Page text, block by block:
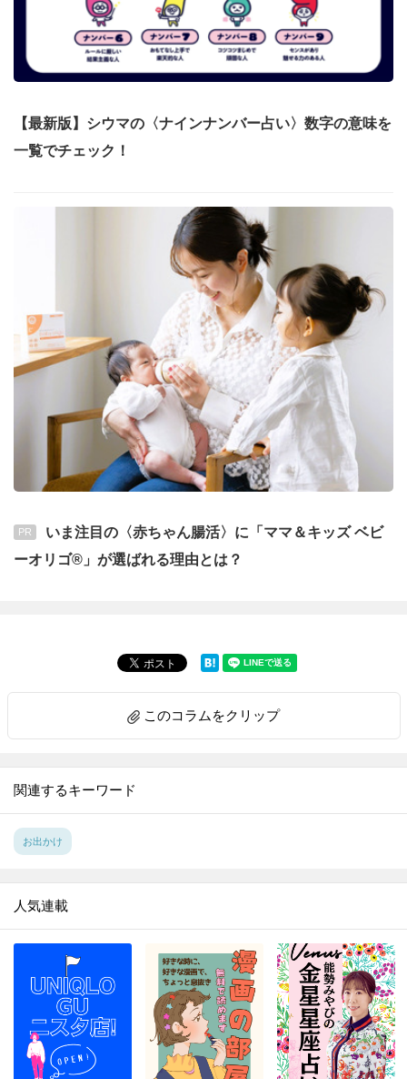
【最新版】シウマの〈ナインナンバー占い〉数字の意味を
一覧でチェック！
PR
いま注目の〈赤ちゃん腸活〉に「ママ＆キッズ ベビ
ーオリゴ®」が選ばれる理由とは？
このコラムをクリップ
関連するキーワード
お出かけ
人気連載